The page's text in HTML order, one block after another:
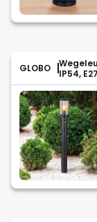
GLOBO
IP54, E27